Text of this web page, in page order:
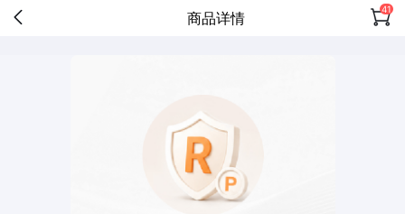
商品详情 41